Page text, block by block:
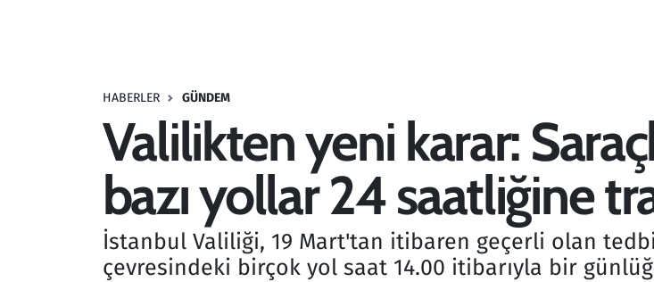
HABERLER GÜNDEM
Valilikten yeni karar:
bazı yollar 24 saatliğine
İstanbul Valiliği, 19 Mart'tan itibaren geçerli olan
çevresindeki birçok yol saat 14.00 itibarıyla bir
Savunma Sanayi